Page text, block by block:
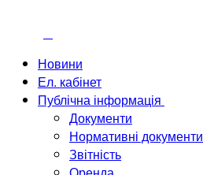
Новини
Ел. кабінет
Публічна інформація
Документи
Нормативні документи
Звітність